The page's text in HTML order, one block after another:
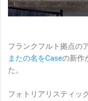
フランクフルト拠点の
またの名をCaseの新作
た。
フォトリアリスティッ